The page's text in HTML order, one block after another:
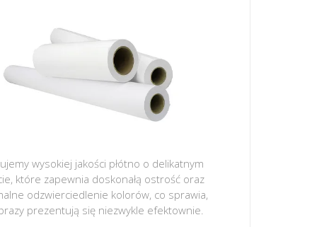
wysokiej jakości płótno o delikatnym
które zapewnia doskonałą ostrość oraz
odzwierciedlenie kolorów, co sprawia,
prezentują się niezwykle efektownie.